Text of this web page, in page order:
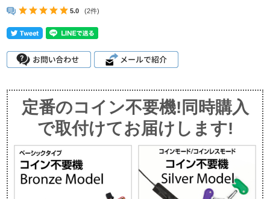
5.0 (2件)
定番のコイン不要機!同時購入
で取付けてお届けします!